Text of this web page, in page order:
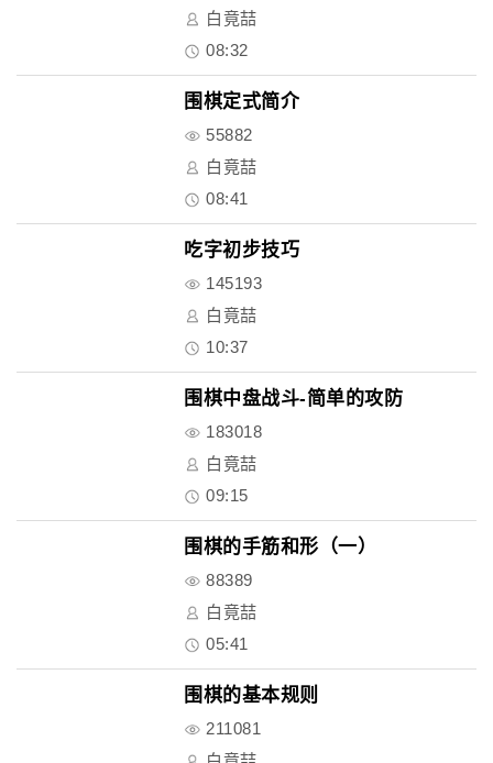
白竟喆
08:32
围棋定式简介
55882
白竟喆
08:41
吃字初步技巧
145193
白竟喆
10:37
围棋中盘战斗-简单的攻防
183018
白竟喆
09:15
围棋的手筋和形（一）
88389
白竟喆
05:41
围棋的基本规则
211081